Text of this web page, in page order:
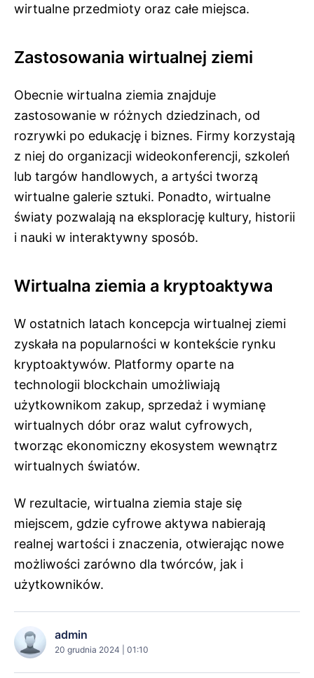
wirtualne przedmioty oraz całe miejsca.
Zastosowania wirtualnej ziemi
Obecnie wirtualna ziemia znajduje
zastosowanie w różnych dziedzinach, od
rozrywki po edukację i biznes. Firmy korzystają
z niej do organizacji wideokonferencji, szkoleń
lub targów handlowych, a artyści tworzą
wirtualne galerie sztuki. Ponadto, wirtualne
światy pozwalają na eksplorację kultury, historii
i nauki w interaktywny sposób.
Wirtualna ziemia a kryptoaktywa
W ostatnich latach koncepcja wirtualnej ziemi
zyskała na popularności w kontekście rynku
kryptoaktywów. Platformy oparte na
technologii blockchain umożliwiają
użytkownikom zakup, sprzedaż i wymianę
wirtualnych dóbr oraz walut cyfrowych,
tworząc ekonomiczny ekosystem wewnątrz
wirtualnych światów.
W rezultacie, wirtualna ziemia staje się
miejscem, gdzie cyfrowe aktywa nabierają
realnej wartości i znaczenia, otwierając nowe
możliwości zarówno dla twórców, jak i
użytkowników.
admin
20 grudnia 2024 | 01:10